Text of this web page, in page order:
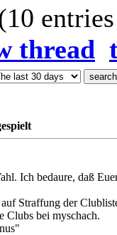
thread
Ich bedaure, daß
Straffung der
Clubs bei myschach.